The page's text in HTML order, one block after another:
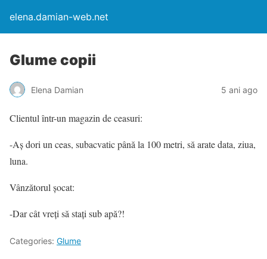
elena.damian-web.net
Glume copii
Elena Damian 5 ani ago
Clientul într-un magazin de ceasuri:
-Aș dori un ceas, subacvatic până la 100 metri, să arate data, ziua,
luna.
Vânzătorul șocat:
-Dar cât vreți să stați sub apă?!
Categories: Glume